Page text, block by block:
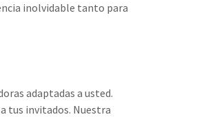
inolvidable tanto para
adaptadas a usted.
tus invitados. Nuestra